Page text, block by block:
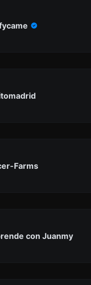
Farms
con Juanmy